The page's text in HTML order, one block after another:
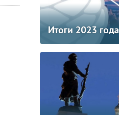
Итоги 2023 года